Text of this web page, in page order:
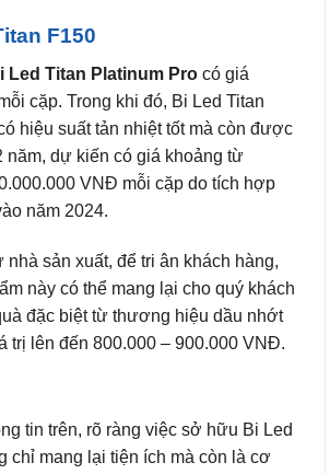
F150
Led Titan Platinum Pro có giá
cặp. Trong khi đó, Bi Led Titan
hiệu suất tản nhiệt tốt mà còn được
năm, dự kiến có giá khoảng từ
VNĐ mỗi cặp do tích hợp
năm 2024.
nhà sản xuất, để tri ân khách hàng,
này có thể mang lại cho quý khách
đặc biệt từ thương hiệu dầu nhớt
trị lên đến 800.000 – 900.000 VNĐ.
tin trên, rõ ràng việc sở hữu Bi Led
chỉ mang lại tiện ích mà còn là cơ